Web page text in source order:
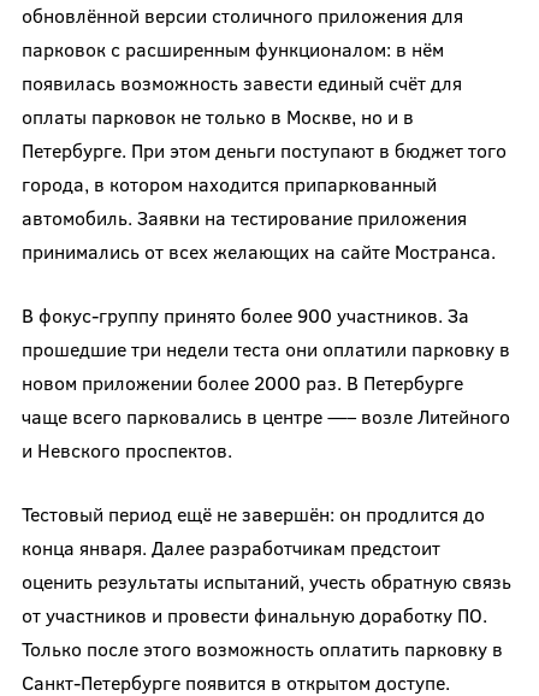
обновлённой версии столичного приложения для
парковок с расширенным функционалом: в нём
появилась возможность завести единый счёт для
оплаты парковок не только в Москве, но и в
Петербурге. При этом деньги поступают в бюджет того
города, в котором находится припаркованный
автомобиль. Заявки на тестирование приложения
принимались от всех желающих на сайте Мостранса.
В фокус-группу принято более 900 участников. За
прошедшие три недели теста они оплатили парковку в
новом приложении более 2000 раз. В Петербурге
чаще всего парковались в центре —– возле Литейного
и Невского проспектов.
Тестовый период ещё не завершён: он продлится до
конца января. Далее разработчикам предстоит
оценить результаты испытаний, учесть обратную связь
от участников и провести финальную доработку ПО.
Только после этого возможность оплатить парковку в
Санкт-Петербурге появится в открытом доступе.